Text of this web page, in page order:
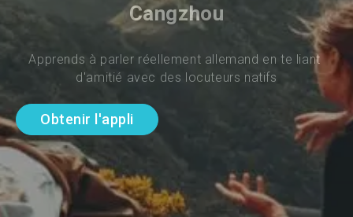
Cangzhou
Apprends à parler réellement allemand en te liant
d'amitié avec des locuteurs natifs
Obtenir l'appli